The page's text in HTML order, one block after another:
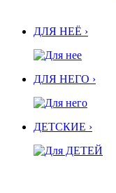
ДЛЯ НЕЁ ›
ДЛЯ НЕГО ›
ДЕТСКИЕ ›